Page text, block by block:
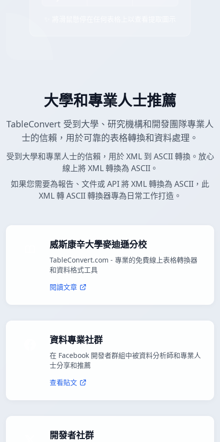
大學和專業人士推薦
TableConvert 受到大學、研究機構和開發團隊專業人
士的信賴，用於可靠的表格轉換和資料處理。
受到大學和專業人士的信賴，用於 XML 到 ASCII 轉換。放心
線上將 XML 轉換為 ASCII。
如果您需要為報告、文件或 API 將 XML 轉換為 ASCII，此
XML 轉 ASCII 轉換器專為日常工作打造。
威斯康辛大學麥迪遜分校
TableConvert.com - 專業的免費線上表格轉換器
和資料格式工具
閱讀文章
資料專業社群
在 Facebook 開發者群組中被資料分析師和專業人
士分享和推薦
查看貼文
開發者社群